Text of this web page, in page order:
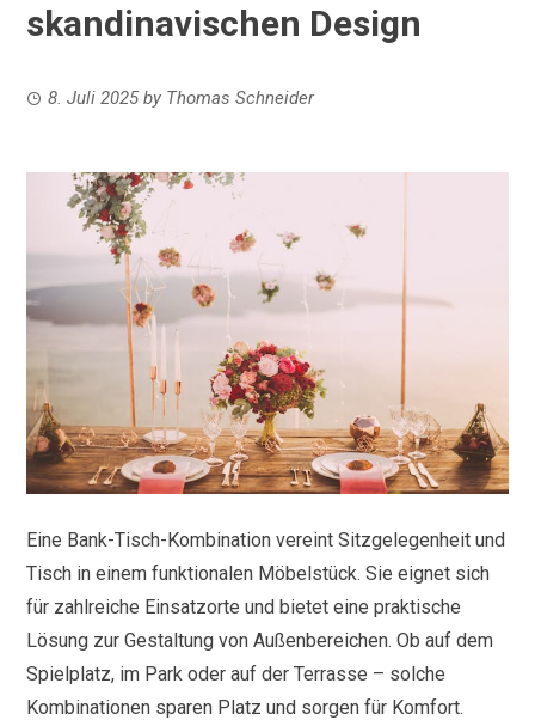
skandinavischen Design
8. Juli 2025by Thomas Schneider
Eine Bank-Tisch-Kombination vereint Sitzgelegenheit und
Tisch in einem funktionalen Möbelstück. Sie eignet sich
für zahlreiche Einsatzorte und bietet eine praktische
Lösung zur Gestaltung von Außenbereichen. Ob auf dem
Spielplatz, im Park oder auf der Terrasse – solche
Kombinationen sparen Platz und sorgen für Komfort.